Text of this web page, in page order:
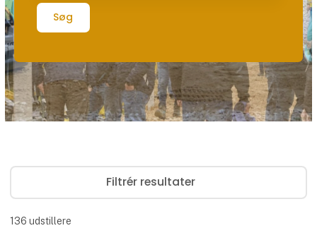
Søg
Filtrér resultater
136 udstillere